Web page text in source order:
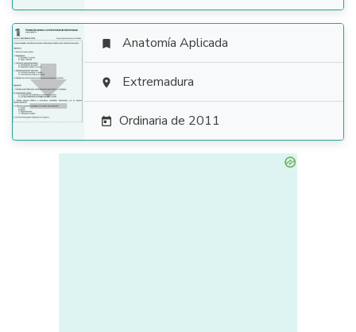

 Anatomía Aplicada
 Extremadura
 Ordinaria de 2011